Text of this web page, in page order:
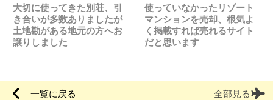
大切に使ってきた別荘、引
き合いが多数ありましたが
土地勘がある地元の方へお
譲りしました
使っていなかったリゾート
マンションを売却、根気よ
く掲載すれば売れるサイト
だと思います
一覧に戻る 全部見る